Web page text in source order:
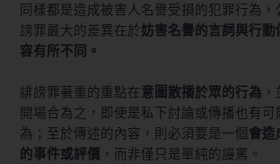
同樣都是造成被害人名譽受損的犯罪行為
謗罪最大的差異在於妨害名譽的言詞與行
容有所不同。
誹謗罪著重的重點在意圖散播於眾的行為
開場合為之，即使是私下討論或傳播也有可
為；至於傳述的內容，則必須要是一個 會造
的事件或評價 ，而非僅只是單純的謾罵。